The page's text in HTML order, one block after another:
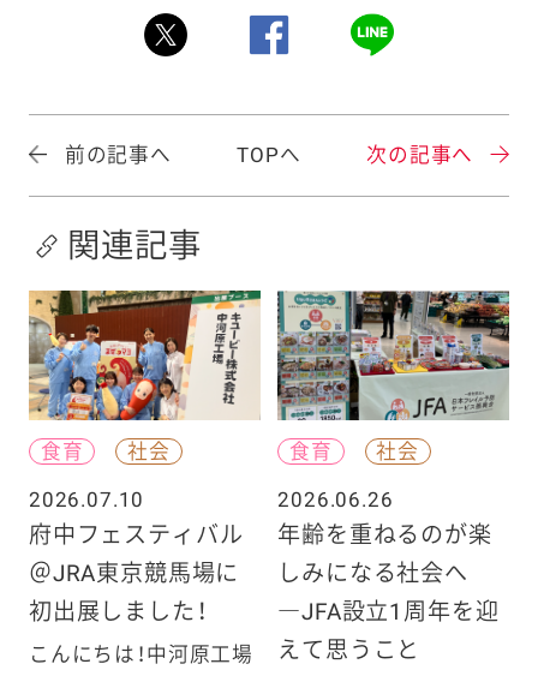
前の記事へ TOPへ 次の記事へ
関連記事
食育
社会
2026.07.10
府中フェスティバル
＠JRA東京競馬場に
初出展しました！
こんにちは！中河原工場
食育
社会
2026.06.26
年齢を重ねるのが楽
しみになる社会へ
―JFA設立1周年を迎
えて思うこと